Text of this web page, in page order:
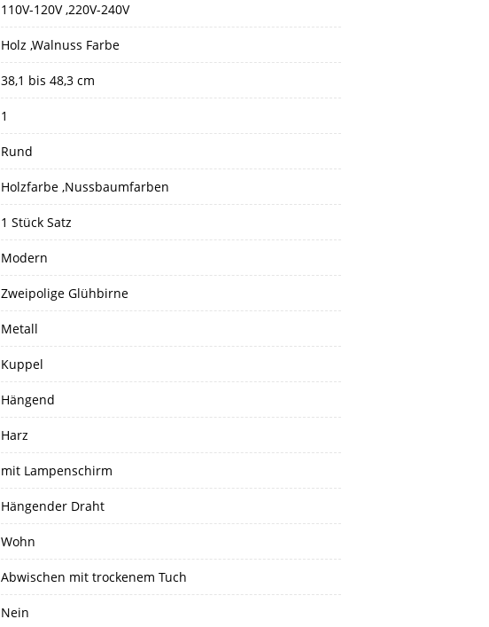
110V-120V ,220V-240V
Holz ,Walnuss Farbe
38,1 bis 48,3 cm
1
Rund
Holzfarbe ,Nussbaumfarben
1 Stück Satz
Modern
Zweipolige Glühbirne
Metall
Kuppel
Hängend
Harz
mit Lampenschirm
Hängender Draht
Wohn
Abwischen mit trockenem Tuch
Nein